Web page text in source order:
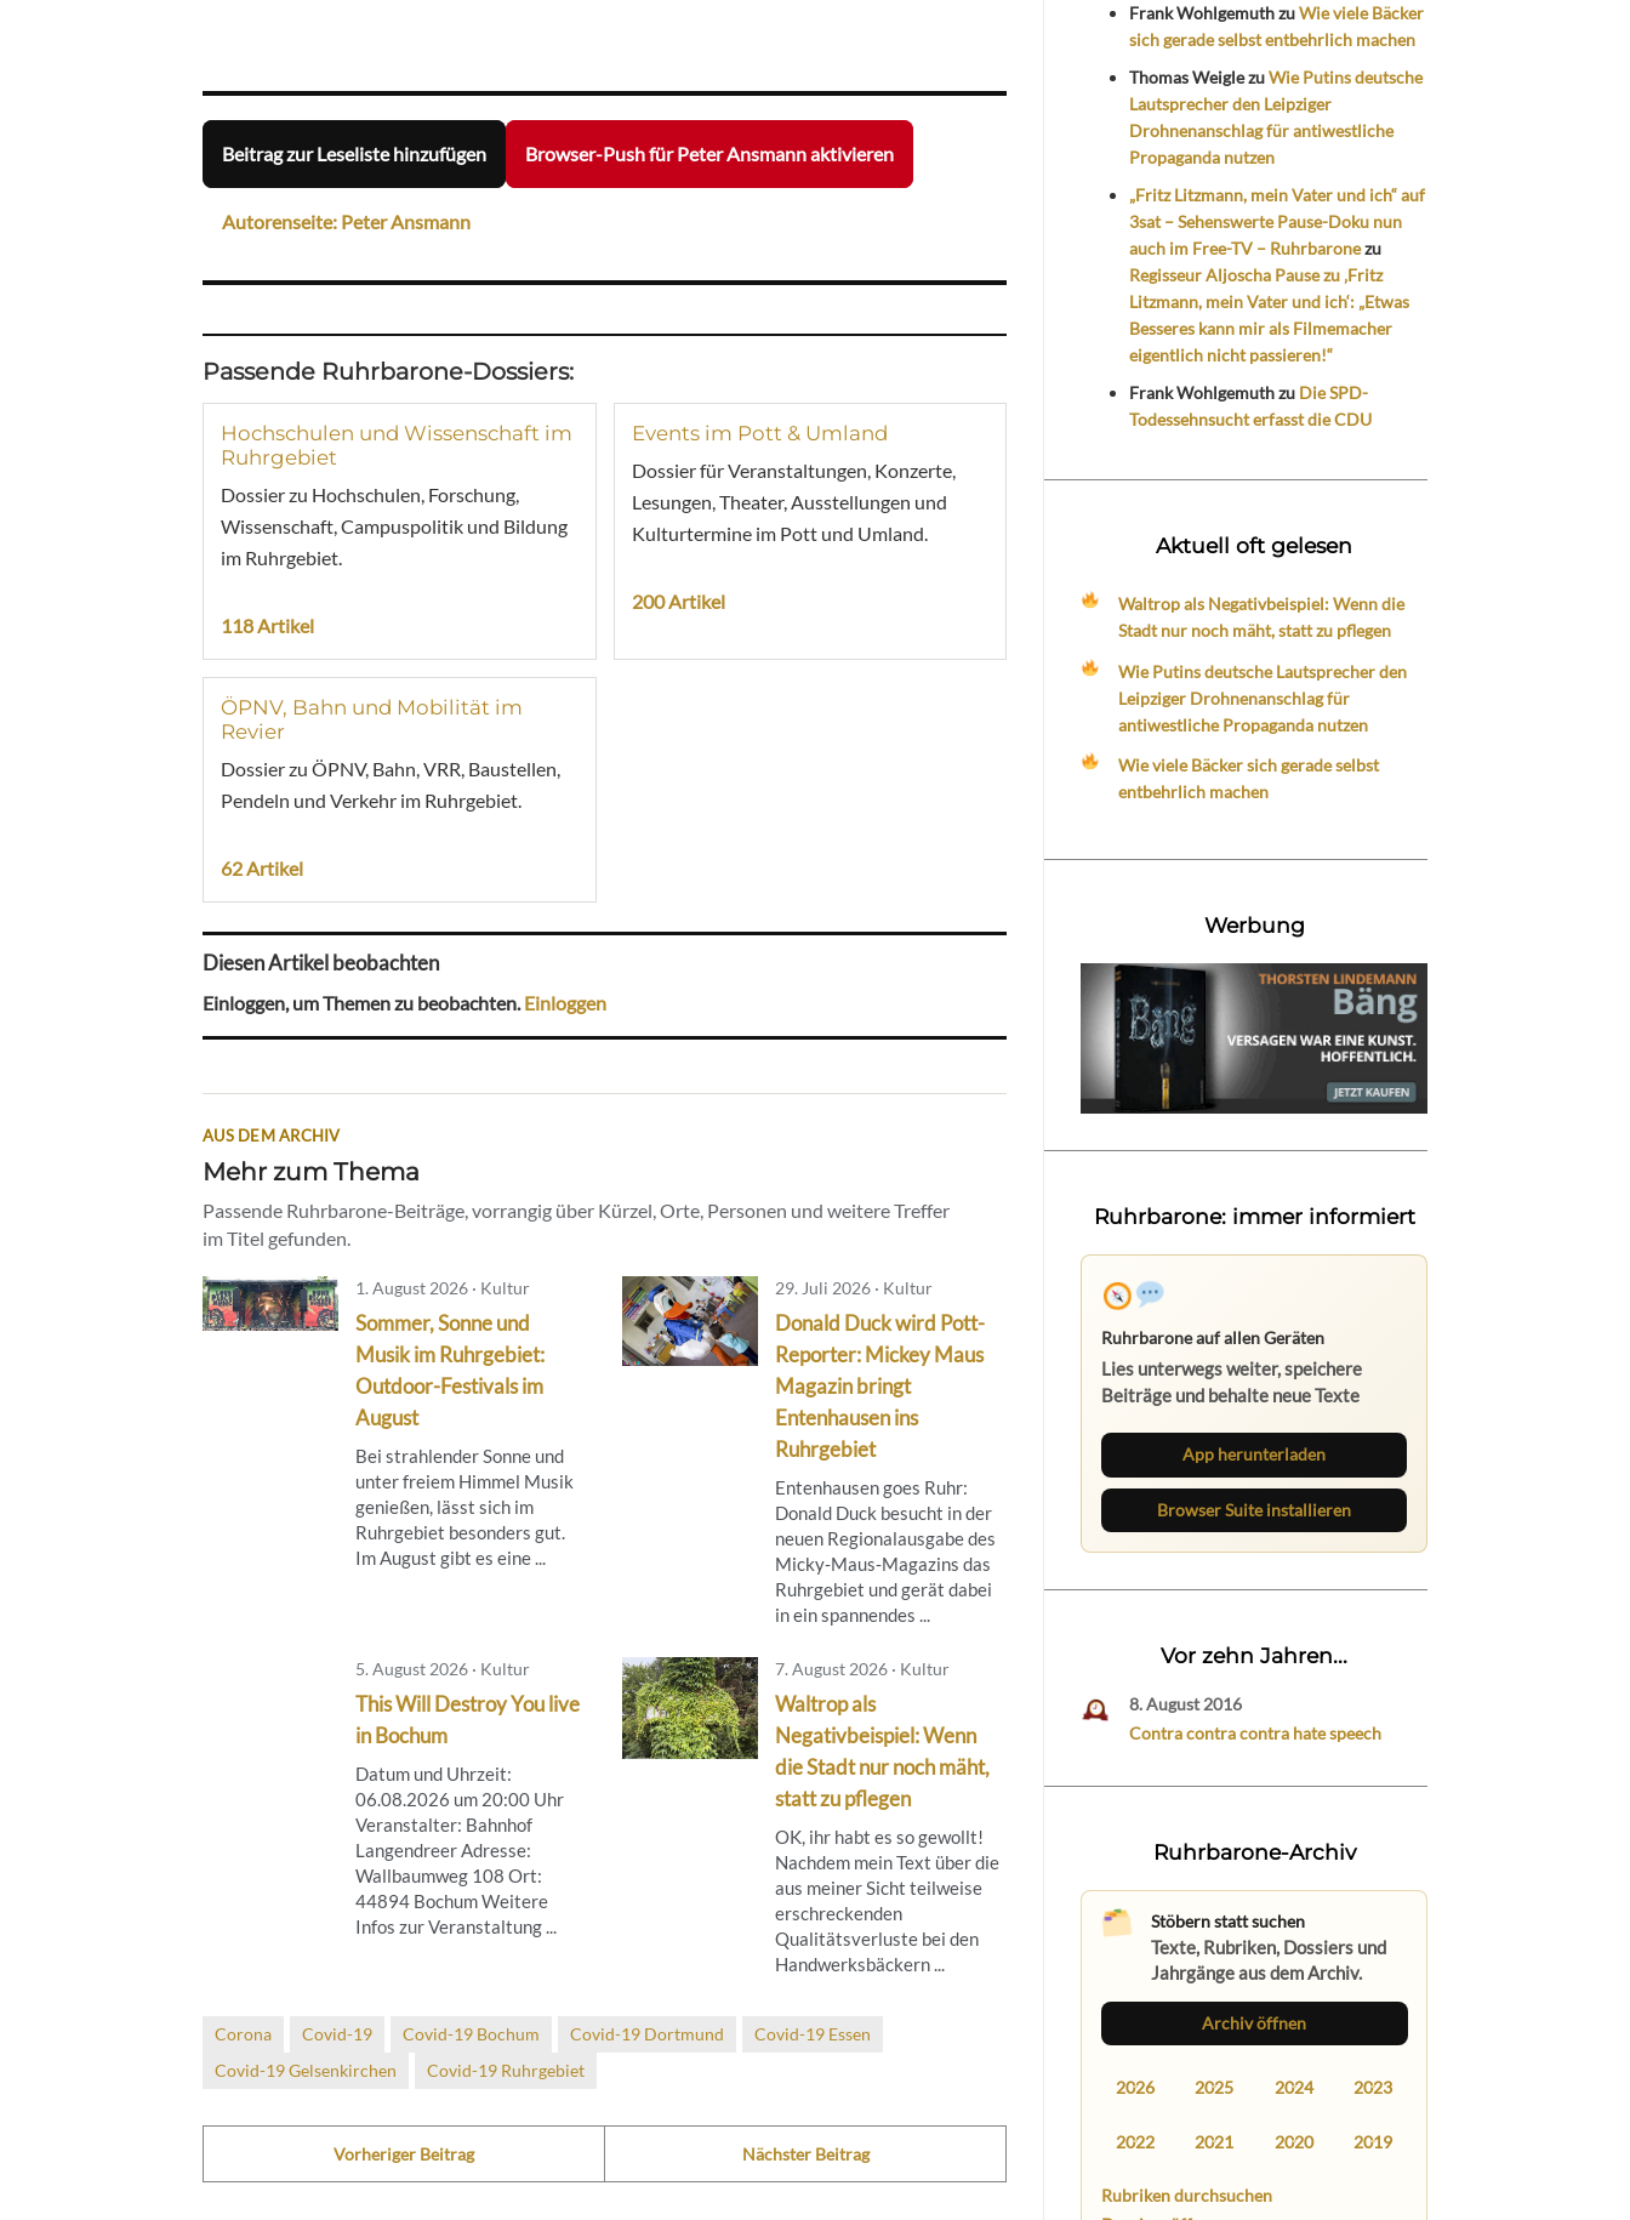
Beitrag zur Leseliste hinzufügen Browser-Push für Peter Ansmann aktivieren
Autorenseite: Peter Ansmann
Passende Ruhrbarone-Dossiers:
Hochschulen und Wissenschaft im
Ruhrgebiet
Dossier zu Hochschulen, Forschung,
Wissenschaft, Campuspolitik und Bildung
im Ruhrgebiet.
118 Artikel
Events im Pott & Umland
Dossier für Veranstaltungen, Konzerte,
Lesungen, Theater, Ausstellungen und
Kulturtermine im Pott und Umland.
200 Artikel
ÖPNV, Bahn und Mobilität im
Revier
Dossier zu ÖPNV, Bahn, VRR, Baustellen,
Pendeln und Verkehr im Ruhrgebiet.
62 Artikel
Diesen Artikel beobachten
Einloggen, um Themen zu beobachten.Einloggen
AUS DEM ARCHIV
Mehr zum Thema
Passende Ruhrbarone-Beiträge, vorrangig über Kürzel, Orte, Personen und weitere Treffer
im Titel gefunden.
1. August 2026 · Kultur
Sommer, Sonne und
Musik im Ruhrgebiet:
Outdoor-Festivals im
August
Bei strahlender Sonne und
unter freiem Himmel Musik
genießen, lässt sich im
Ruhrgebiet besonders gut.
Im August gibt es eine ...
29. Juli 2026 · Kultur
Donald Duck wird Pott-
Reporter: Mickey Maus
Magazin bringt
Entenhausen ins
Ruhrgebiet
Entenhausen goes Ruhr:
Donald Duck besucht in der
neuen Regionalausgabe des
Micky‑Maus‑Magazins das
Ruhrgebiet und gerät dabei
in ein spannendes ...
5. August 2026 · Kultur
This Will Destroy You live
in Bochum
Datum und Uhrzeit:
06.08.2026 um 20:00 Uhr
Veranstalter: Bahnhof
Langendreer Adresse:
Wallbaumweg 108 Ort:
44894 Bochum Weitere
Infos zur Veranstaltung ...
7. August 2026 · Kultur
Waltrop als
Negativbeispiel: Wenn
die Stadt nur noch mäht,
statt zu pflegen
OK, ihr habt es so gewollt!
Nachdem mein Text über die
aus meiner Sicht teilweise
erschreckenden
Qualitätsverluste bei den
Handwerksbäckern ...
Corona Covid-19 Covid-19 Bochum Covid-19 Dortmund
Covid-19 Essen
Covid-19 Gelsenkirchen
Covid-19 Ruhrgebiet
Vorheriger Beitrag Nächster Beitrag
Frank WohlgemuthzuWie viele Bäcker
sich gerade selbst entbehrlich machen
Thomas WeiglezuWie Putins deutsche
Lautsprecher den Leipziger
Drohnenanschlag für antiwestliche
Propaganda nutzen
„Fritz Litzmann, mein Vater und ich“ auf
3sat – Sehenswerte Pause-Doku nun
auch im Free-TV – Ruhrbaronezu
Regisseur Aljoscha Pause zu ‚Fritz
Litzmann, mein Vater und ich‘: „Etwas
Besseres kann mir als Filmemacher
eigentlich nicht passieren!“
Frank Wohlgemuthzu Die SPD-
Todessehnsucht erfasst die CDU
Aktuell oft gelesen
Waltrop als Negativbeispiel: Wenn die
Stadt nur noch mäht, statt zu pflegen
Wie Putins deutsche Lautsprecher den
Leipziger Drohnenanschlag für
antiwestliche Propaganda nutzen
Wie viele Bäcker sich gerade selbst
entbehrlich machen
Werbung
Ruhrbarone: immer informiert
Ruhrbarone auf allen Geräten
Lies unterwegs weiter, speichere
Beiträge und behalte neue Texte
App herunterladen
Browser Suite installieren
Vor zehn Jahren...
8. August 2016
Contra contra contra hate speech
Ruhrbarone-Archiv
Stöbern statt suchen
Texte, Rubriken, Dossiers und
Jahrgänge aus dem Archiv.
Archiv öffnen
2026 2025 2024 2023
2022 2021 2020 2019
Rubriken durchsuchen